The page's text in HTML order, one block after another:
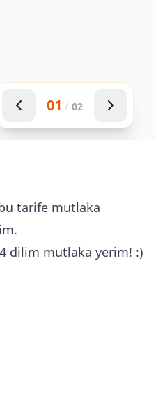
01 / 02
tarife mutlaka
dilim mutlaka yerim! :)